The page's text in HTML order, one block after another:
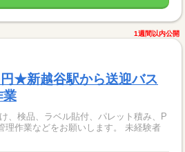
1週間以内公開
★新越谷駅から送迎バス
業
、検品、ラベル貼付、パレット積み、P
理作業などをお願いします。 未経験者